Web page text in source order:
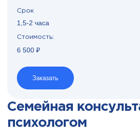
Срок
1,5-2 часа
Стоимость:
6 500 ₽
Заказать
Семейная
психологом